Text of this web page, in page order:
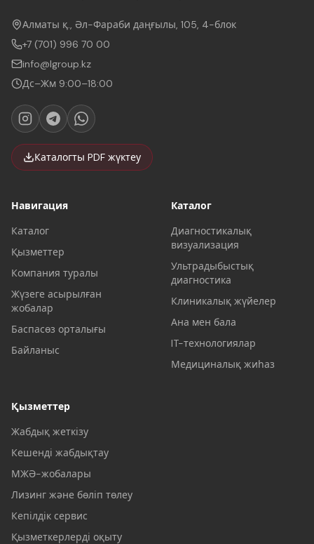
Алматы қ., Әл-Фараби даңғылы, 105, 4-блок
+7 (701) 996 70 00
info@lgroup.kz
Дс–Жм 9:00–18:00
Каталогты PDF жүктеу
Навигация
Каталог
Қызметтер
Компания туралы
Жүзеге асырылған
жобалар
Баспасөз орталығы
Байланыс
Каталог
Диагностикалық
визуализация
Ультрадыбыстық
диагностика
Клиникалық жүйелер
Ана мен бала
IT-технологиялар
Медициналық жиһаз
Қызметтер
Жабдық жеткізу
Кешенді жабдықтау
МЖӘ-жобалары
Лизинг және бөліп төлеу
Кепілдік сервис
Қызметкерлерді оқыту